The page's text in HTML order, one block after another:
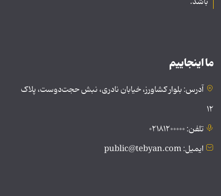
ما اینجاییم
آدرس: بلوار کشاورز، خیابان نادری، نبش حجت‌دوست، پلاک
۱۲
تلفن: ۰۲۱۸۱۲۰۰۰۰۰
ایمیل: public@tebyan.com